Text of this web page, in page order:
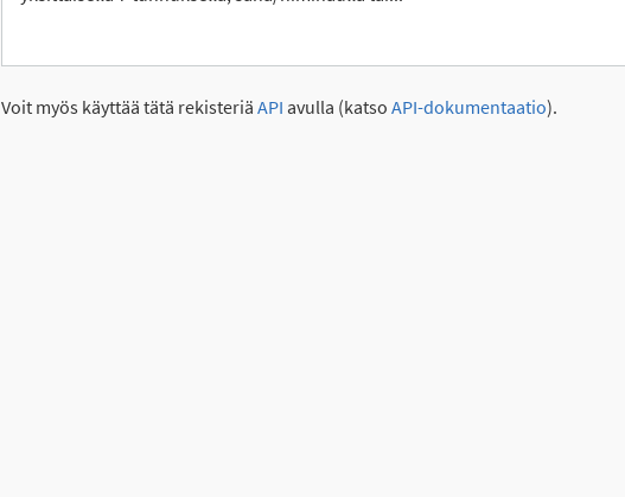
Voit myös käyttää tätä rekisteriä API avulla (katso API-dokumentaatio).